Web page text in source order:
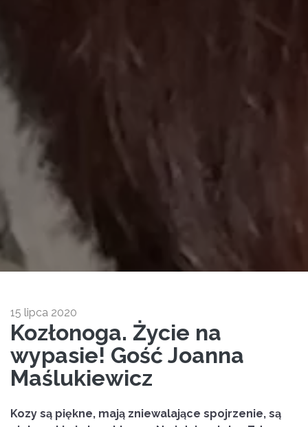
15 lipca 2020
Kozłonoga. Życie na
wypasie! Gość Joanna
Maślukiewicz
Kozy są piękne, mają zniewalające spojrzenie, są